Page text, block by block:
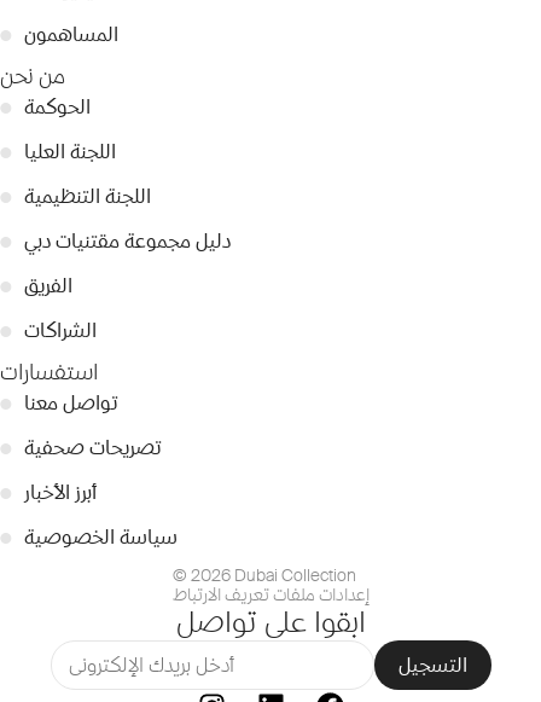
● المساهمون
من نحن
● الحوكمة
● اللجنة العليا
● اللجنة التنظيمية
● دليل مجموعة مقتنيات دبي
● الفريق
● الشراكات
استفسارات
● تواصل معنا
● تصريحات صحفية
●
أبرز الأخبار
● سياسة الخصوصية
© 2026 Dubai Collection
إعدادات ملفات تعريف الارتباط
ابقوا على تواصل
التسجيل